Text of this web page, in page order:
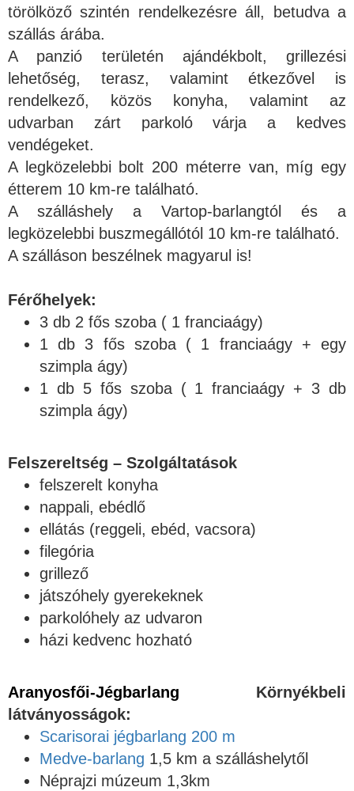
törölköző szintén rendelkezésre áll, betudva a
szállás árába.
A panzió területén ajándékbolt, grillezési
lehetőség, terasz, valamint étkezővel is
rendelkező, közös konyha, valamint az
udvarban zárt parkoló várja a kedves
vendégeket.
A legközelebbi bolt 200 méterre van, míg egy
étterem 10 km-re található.
A szálláshely a Vartop-barlangtól és a
legközelebbi buszmegállótól 10 km-re található.
A szálláson beszélnek magyarul is!
Férőhelyek:
3 db 2 fős szoba ( 1 franciaágy)
1 db 3 fős szoba ( 1 franciaágy + egy
szimpla ágy)
1 db 5 fős szoba ( 1 franciaágy + 3 db
szimpla ágy)
Felszereltség – Szolgáltatások
felszerelt konyha
nappali, ebédlő
ellátás (reggeli, ebéd, vacsora)
filegória
grillező
játszóhely gyerekeknek
parkolóhely az udvaron
házi kedvenc hozható
Aranyosfői-Jégbarlang Környékbeli
látványosságok:
Scarisorai jégbarlang 200 m
Medve-barlang 1,5 km a szálláshelytől
Néprajzi múzeum 1,3km